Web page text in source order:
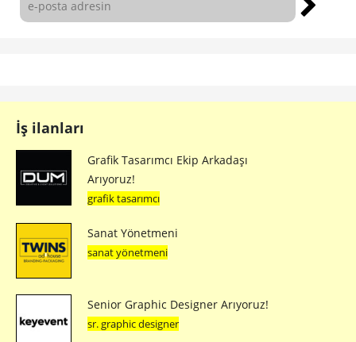
İş ilanları
Grafik Tasarımcı Ekip Arkadaşı
Arıyoruz!
grafik tasarımcı
Sanat Yönetmeni
sanat yönetmeni
Senior Graphic Designer Arıyoruz!
sr. graphic designer